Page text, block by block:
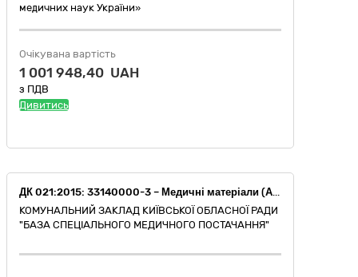
медичних наук України»
Очікувана вартість
1 001 948,40 UAH
з ПДВ
Дивитись
ДК 021:2015: 33140000-3 – Медичні матеріали (Абсорбент СО2 (НК024:2023 – 36051 - Абсорбент діоксиду вуглецю), Фільтр дихальний вірусо-бактеріальний, порт Luer lock (НК024:2023 – 60837 - Фільтр бактеріальний для медичних газів нестерильний одноразового використання))
КОМУНАЛЬНИЙ ЗАКЛАД КИЇВСЬКОЇ ОБЛАСНОЇ РАДИ
"БАЗА СПЕЦІАЛЬНОГО МЕДИЧНОГО ПОСТАЧАННЯ"